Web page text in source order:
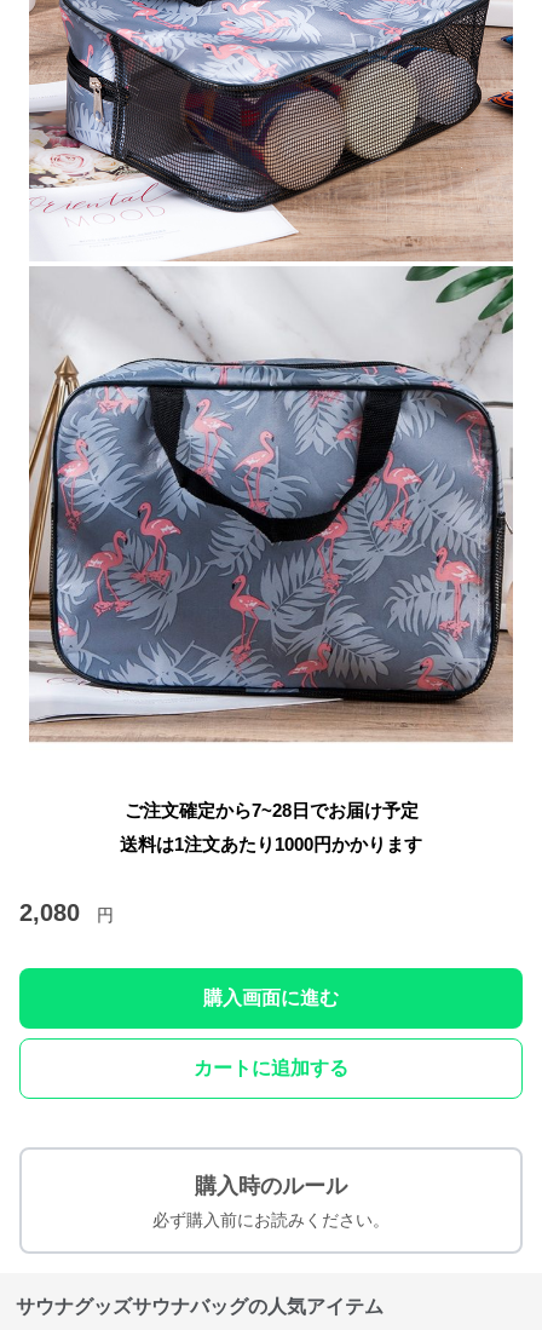
ご注文確定から7~28日でお届け予定
送料は1注文あたり 1000円かかります
2,080 円
購入画面に進む
カートに追加する
購入時のルール
必ず購入前にお読みください。
サウナグッズサウナバッグの人気アイテム